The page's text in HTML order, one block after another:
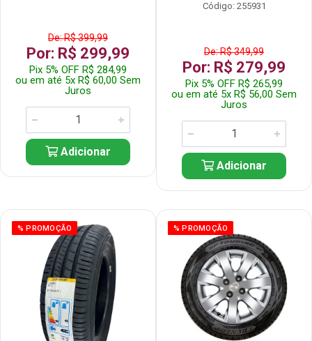
De: R$ 399,99
Por: R$ 299,99
Pix 5% OFF R$ 284,99
ou em até 5x R$ 60,00 Sem
Juros
Adicionar
Código: 255931
De: R$ 349,99
Por: R$ 279,99
Pix 5% OFF R$ 265,99
ou em até 5x R$ 56,00 Sem
Juros
Adicionar
% PROMOÇÃO % PROMOÇÃO